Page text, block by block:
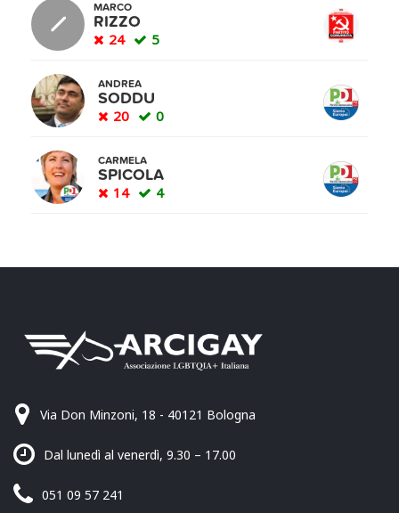
MARCO
RIZZO
24 5
ANDREA
SODDU
20 0
CARMELA
SPICOLA
14 4
Via Don Minzoni, 18 - 40121 Bologna
Dal lunedì al venerdì, 9.30 – 17.00
051 09 57 241